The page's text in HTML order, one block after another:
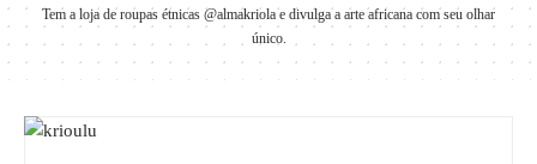
Tem a loja de roupas étnicas @almakriola e divulga a arte africana com seu olhar
único.